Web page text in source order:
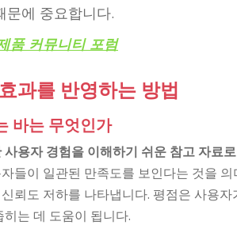
문에 중요합니다.
품 커뮤니티 포럼
과를 반영하는 방법
바는 무엇인가
용자 경험을 이해하기 쉬운 참고 자료
들이 일관된 만족도를 보인다는 것을
뢰도 저하를 나타냅니다. 평점은 사용
는 데 도움이 됩니다.